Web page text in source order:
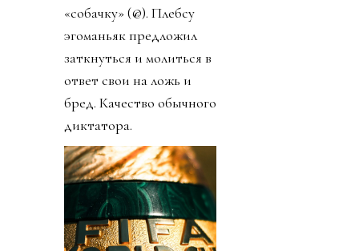
«собачку» (@). Плебсу
эгоманьяк предложил
заткнуться и молиться в
ответ свои на ложь и
бред. Качество обычного
диктатора.